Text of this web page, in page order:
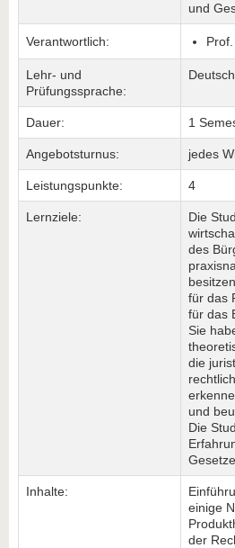
und
Verantwortlich:
Lehr- und
Prüfungssprache:
Deutsch
Dauer: 1
Angebotsturnus: jedes
Leistungspunkte: 4
Lernziele:
Die
des
für das
für das
Sie
die
und
Die
Inhalte:
einige
der